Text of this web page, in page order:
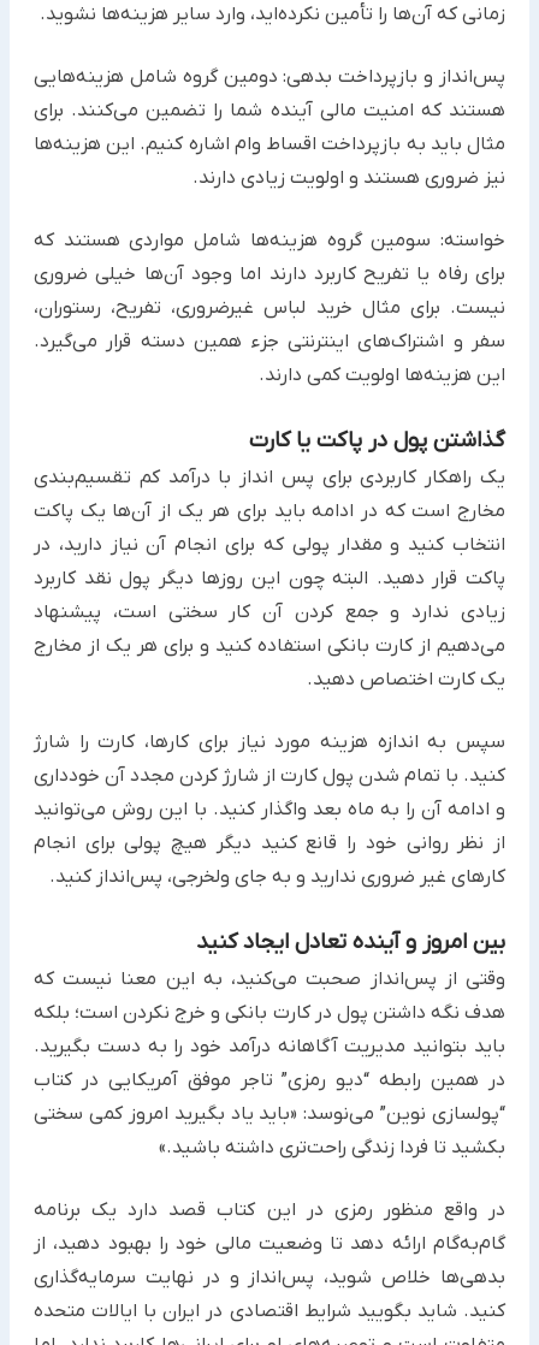
زمانی ‏که آن‌ها را تأمین نکرده‌اید، وارد سایر هزینه‌ها نشوید.‏
پس‌انداز و بازپرداخت بدهی: دومین گروه شامل هزینه‌هایی
هستند که امنیت مالی آینده شما را تضمین می‌کنند. برای
مثال ‏باید به بازپرداخت اقساط وام اشاره کنیم. این هزینه‌ها
نیز ضروری هستند و اولویت زیادی دارند.
خواسته: سومین گروه هزینه‌ها شامل مواردی هستند که
برای رفاه یا تفریح کاربرد دارند اما وجود آن‌ها خیلی ضروری
نیست. ‏برای مثال خرید لباس غیرضروری، تفریح، رستوران،
سفر و اشتراک‌های اینترنتی جزء همین دسته قرار می‌گیرد.
این هزینه‌ها ‏اولویت کمی دارند.
گذاشتن پول در پاکت یا کارت
یک راهکار کاربردی برای پس انداز با درآمد کم تقسیم‌بندی
مخارج است که در ادامه باید برای هر یک از آن‌ها یک پاکت
‏انتخاب کنید و مقدار پولی که برای انجام آن نیاز دارید، در
پاکت قرار دهید. البته چون این روزها دیگر پول نقد کاربرد
زیادی ‏ندارد و جمع کردن آن کار سختی است، پیشنهاد
می‌دهیم از کارت بانکی استفاده کنید و برای هر یک از مخارج
یک کارت ‏اختصاص دهید.‏
سپس به اندازه هزینه مورد نیاز برای کارها، کارت را شارژ
کنید. با تمام شدن پول کارت از شارژ کردن مجدد آن خودداری
و ‏ادامه آن را به ماه بعد واگذار کنید. با این روش می‌توانید
از نظر روانی خود را قانع کنید دیگر هیچ پولی برای انجام
کارهای ‏غیر ضروری ندارید و به جای ولخرجی، پس‌انداز کنید.
بین امروز و آینده تعادل ایجاد کنید
وقتی از پس‌انداز صحبت می‌کنید، به این معنا نیست که
هدف نگه داشتن پول در کارت بانکی و خرج نکردن است؛ بلکه
باید ‏بتوانید مدیریت آگاهانه درآمد خود را به دست بگیرید.
در همین رابطه “دیو رمزی” تاجر موفق آمریکایی در کتاب
“پولسازی ‏نوین” می‌نوسد: «باید یاد بگیرید امروز کمی سختی
بکشید تا فردا زندگی راحت‌تری داشته باشید.»
در واقع منظور رمزی در این کتاب قصد دارد یک برنامه
گام‌به‌گام ارائه دهد تا وضعیت مالی خود را بهبود دهید، از
بدهی‌ها ‏خلاص شوید، پس‌انداز و در نهایت سرمایه‌گذاری
کنید. شاید بگویید شرایط اقتصادی در ایران با ایالات متحده